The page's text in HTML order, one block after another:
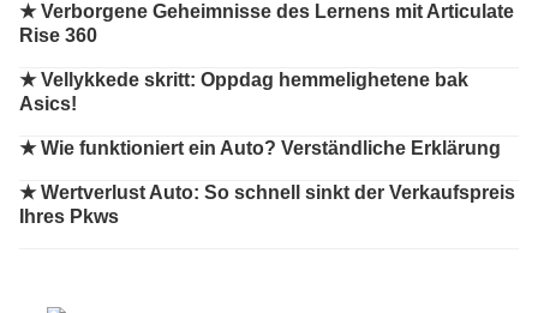
★Verborgene Geheimnisse des Lernens mit Articulate
Rise 360
★Vellykkede skritt: Oppdag hemmelighetene bak
Asics!
★Wie funktioniert ein Auto? Verständliche Erklärung
★Wertverlust Auto: So schnell sinkt der Verkaufspreis
Ihres Pkws